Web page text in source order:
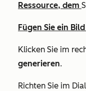
Ressource, dem
Fügen Sie ein
Klicken Sie im
generieren.
Richten Sie im